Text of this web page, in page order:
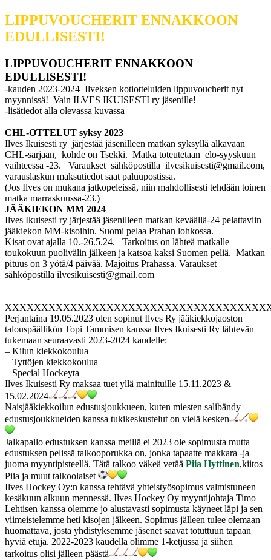
LIPPUVOUCHERIT ENNAKKOON
EDULLISESTI!
LIPPUVOUCHERIT ENNAKKOON
EDULLISESTI!
-kauden 2023-2024 Ilveksen kotiotteluiden lippuvoucherit nyt
myynnissä! Vain ILVES IKUISESTI ry jäsenille!
-lisätiedot alla olevassa kuvassa
CHL-OTTELUT syksy 2023
Ilves Ikuisesti ry järjestää jäsenilleen matkan syksyllä alkavaan
CHL-sarjaan, kohde on Tsekki. Matka toteutetaan elo-syyskuun
vaihteessa -23. Varaukset sähköpostilla ilvesikuisesti@gmail.com,
varauslaskun maksutiedot saat paluupostissa.
(Jos Ilves on mukana jatkopeleissä, niin mahdollisesti tehdään toinen
matka marraskuussa-23.)
JÄÄKIEKON MM 2024
Ilves Ikuisesti ry järjestää jäsenilleen matkan keväällä-24 pelattaviin
jääkiekon MM-kisoihin. Suomi pelaa Prahan lohkossa.
Kisat ovat ajalla 10.-26.5.24. Tarkoitus on lähteä matkalle
toukokuun puolivälin jälkeen ja katsoa kaksi Suomen peliä. Matkan
pituus on 3 yötä/4 päivää. Majoitus Prahassa. Varaukset
sähköpostilla ilvesikuisesti@gmail.com
Perjantaina 19.05.2023 olen sopinut Ilves Ry jääkiekkojaoston
talouspäällikön Topi Tammisen kanssa Ilves Ikuisesti Ry lähtevän
tukemaan seuraavasti 2023-2024 kaudelle:
– Kilun kiekkokoulua
– Tyttöjen kiekkokoulua
– Special Hockeyta
Ilves Ikuisesti Ry maksaa tuet yllä mainituille 15.11.2023 &
15.02.2024
Naisjääkiekkoilun edustusjoukkueen, kuten miesten salibändy
edustusjoukkueiden kanssa tukikeskustelut on vielä kesken
Jalkapallo edustuksen kanssa meillä ei 2023 ole sopimusta mutta
edustuksen pelissä talkooporukka on, jonka tapaatte makkara -ja
juoma myyntipisteellä. Tätä talkoo väkeä vetää Piia Hyttinen,kiitos
Piia ja muut talkoolaiset
Ilves Hockey Oy:n kanssa tehtävä yhteistyösopimus valmistuneen
kesäkuun alkuun mennessä. Ilves Hockey Oy myyntijohtaja Timo
Lehtisen kanssa olemme jo alustavasti sopimusta käyneet läpi ja sen
viimeistelemme heti kisojen jälkeen. Sopimus jälleen tulee olemaan
huomattava, josta yhdistyksemme jäsenet saavat totuttuun tapaan
hyviä etuja. 2022-2023 kaudella olimme 1-ketjussa ja siihen
tarkoitus olisi jälleen päästä